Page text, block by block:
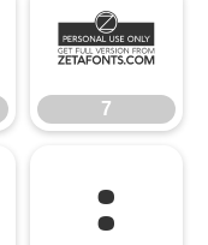
7
7
: